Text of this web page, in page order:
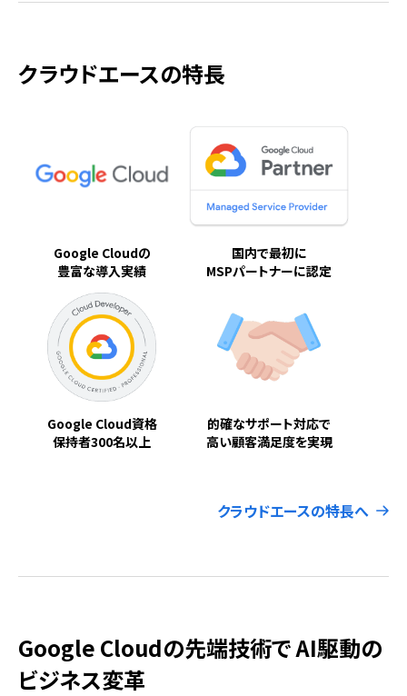
クラウドエースの特長
Google Cloudの
豊富な導入実績
国内で最初に
MSPパートナーに認定
Google Cloud資格
保持者300名以上
的確なサポート対応で
高い顧客満足度を実現
クラウドエースの特長へ
Google Cloudの先端技術で AI駆動の
ビジネス変革